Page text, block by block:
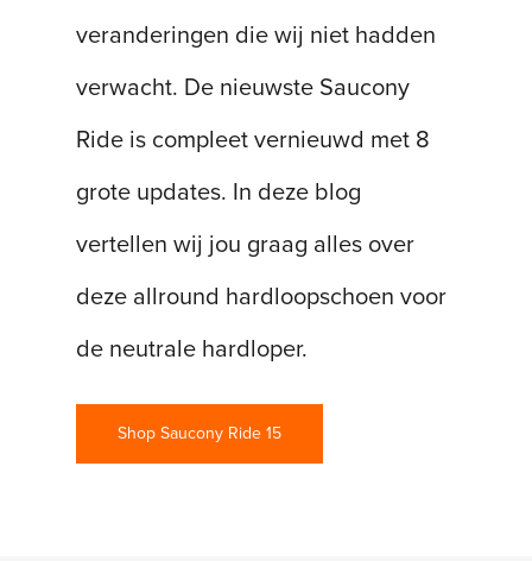
veranderingen die wij niet hadden
verwacht. De nieuwste Saucony
Ride is compleet vernieuwd met 8
grote updates. In deze blog
vertellen wij jou graag alles over
deze allround hardloopschoen voor
de neutrale hardloper.
Shop Saucony Ride 15